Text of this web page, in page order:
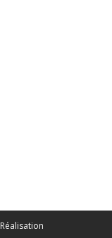
Réalisation